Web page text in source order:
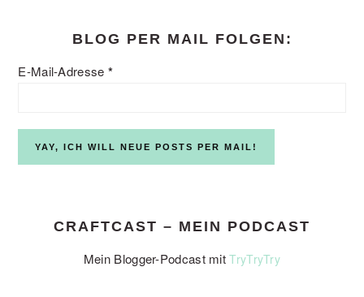
BLOG PER MAIL FOLGEN:
E-Mail-Adresse *
CRAFTCAST – MEIN PODCAST
Mein Blogger-Podcast mitTryTryTry